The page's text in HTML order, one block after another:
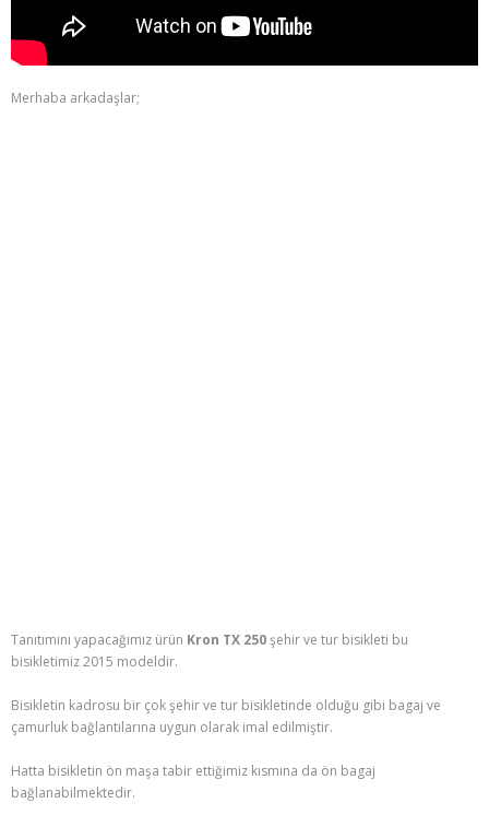
Merhaba arkadaşlar;
Tanıtımını yapacağımız ürün Kron TX 250şehir ve tur bisikleti bu
bisikletimiz 2015 modeldir.
Bisikletin kadrosu bir çok şehir ve tur bisikletinde olduğu gibi bagaj ve
çamurluk bağlantılarına uygun olarak imal edilmiştir.
Hatta bisikletin ön maşa tabir ettiğimiz kısmına da ön bagaj
bağlanabilmektedir.